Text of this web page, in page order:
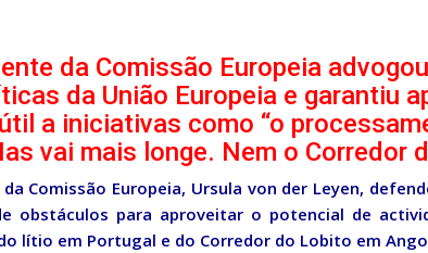
da Comissão Europeia
da União Europeia e garantiu
a iniciativas como “o
vai mais longe. Nem o Corredor
Comissão Europeia, Ursula von der Leyen,
obstáculos para aproveitar o potencial de
lítio em Portugal e do Corredor do Lobito em